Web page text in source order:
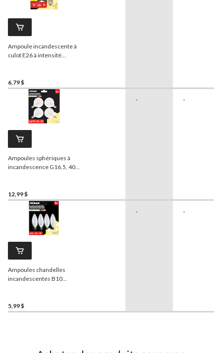
Ampoule incandescente à
culot E26 à intensité
6,79 $
Ampoules sphériques à
incandescence G16.5, 40
12,99 $
- -
Ampoules chandelles
incandescentes B10
5,99 $
- -